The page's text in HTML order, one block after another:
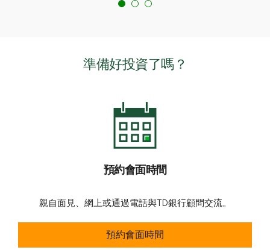
準備好投資了嗎？
預約會面時間
親自面見、網上或通過電話與TD銀行顧問交流。
預約會面時間
預約會面時間